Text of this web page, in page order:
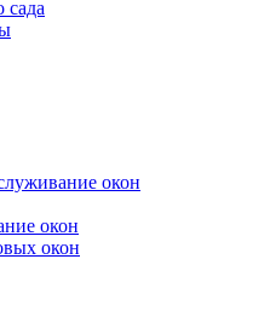
сада
окон
окон
окон